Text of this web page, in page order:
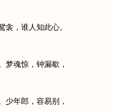
，谁人知此心。
魂惊，钟漏歇，
年郎，容易别，